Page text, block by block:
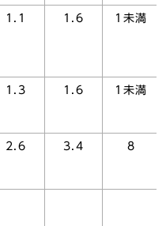
1.1 1.6 1未満
1.3 1.6 1未満
2.6 3.4 8